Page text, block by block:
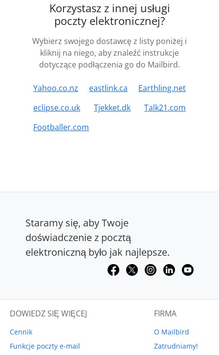
Korzystasz z innej usługi
poczty elektronicznej?
Wybierz swojego dostawcę z listy poniżej i
kliknij na niego, aby znaleźć instrukcje
dotyczące podłączenia go do Mailbird.
Yahoo.co.nz eastlink.ca
Earthling.net
eclipse.co.uk
Tjekket.dk
Talk21.com
Footballer.com
Staramy się, aby Twoje
doświadczenie z pocztą
elektroniczną było jak najlepsze.
DOWIEDZ SIĘ WIĘCEJ
Cennik
Funkcje poczty e-mail
FIRMA
O Mailbird
Zatrudniamy!